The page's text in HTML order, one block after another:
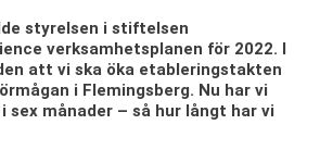
styrelsen i stiftelsen
verksamhetsplanen för 2022. I
att vi ska öka etableringstakten
i Flemingsberg. Nu har vi
sex månader – så hur långt har vi